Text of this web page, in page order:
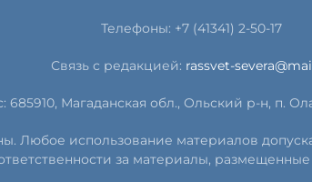
Телефоны: +7 (41341) 2-50-17
Связь с редакцией: rassvet-
685910, Магаданская обл., Ольский р-н, п.
Любое использование материалов
за материалы,